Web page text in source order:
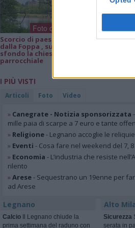
Foto dei lettori
Scorcio di paesaggio
dalla Foppa , sullo
sfondo la chiesa
parrocchiale
Isa e Lele 50
I PIÙ VISTI
Articoli Foto Video
» Canegrate - Notizia sponsorizzata
mille paia di scarpe a 7 euro e tante
» Religione- Legnano accoglie le
» Eventi - Cosa fare nel weekend del 7,
» Economia - L’industria che resiste
rilento
» Arese- Sequestrano un 19enne per
ad Arese
Legnano
Calcio Il Legnano chiude la
prima settimana del raduno con
Alto
Sicurezza
serata in